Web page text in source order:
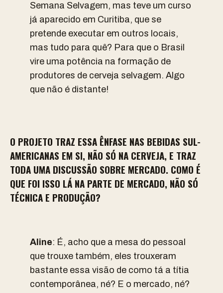
Semana Selvagem, mas teve um curso
já aparecido em Curitiba, que se
pretende executar em outros locais,
mas tudo para quê? Para que o Brasil
vire uma potência na formação de
produtores de cerveja selvagem. Algo
que não é distante!
O PROJETO TRAZ ESSA ÊNFASE NAS BEBIDAS SUL-
AMERICANAS EM SI, NÃO SÓ NA CERVEJA, E TRAZ
TODA UMA DISCUSSÃO SOBRE MERCADO. COMO É
QUE FOI ISSO LÁ NA PARTE DE MERCADO, NÃO SÓ
TÉCNICA E PRODUÇÃO?
Aline: É, acho que a mesa do pessoal
que trouxe também, eles trouxeram
bastante essa visão de como tá a títia
contemporânea, né? E o mercado, né?